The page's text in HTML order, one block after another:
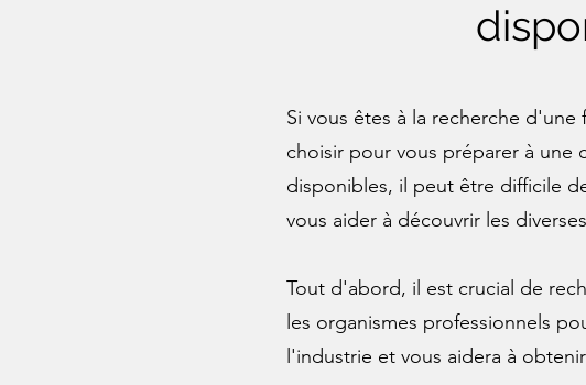
Si vous êtes à la recherche
choisir pour vous préparer à une
disponibles, il peut être difficile
vous aider à découvrir les
Tout d'abord, il est crucial de
les organismes professionnels
l'industrie et vous aidera à